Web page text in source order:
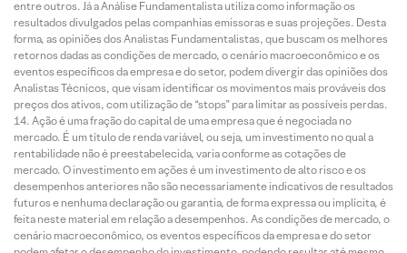
entre outros. Já a Análise Fundamentalista utiliza como informação os
resultados divulgados pelas companhias emissoras e suas projeções. Desta
forma, as opiniões dos Analistas Fundamentalistas, que buscam os melhores
retornos dadas as condições de mercado, o cenário macroeconômico e os
eventos específicos da empresa e do setor, podem divergir das opiniões dos
Analistas Técnicos, que visam identificar os movimentos mais prováveis dos
preços dos ativos, com utilização de “stops” para limitar as possíveis perdas.
Ação é uma fração do capital de uma empresa que é negociada no
mercado. É um título de renda variável, ou seja, um investimento no qual a
rentabilidade não é preestabelecida, varia conforme as cotações de
mercado. O investimento em ações é um investimento de alto risco e os
desempenhos anteriores não são necessariamente indicativos de resultados
futuros e nenhuma declaração ou garantia, de forma expressa ou implícita, é
feita neste material em relação a desempenhos. As condições de mercado, o
cenário macroeconômico, os eventos específicos da empresa e do setor